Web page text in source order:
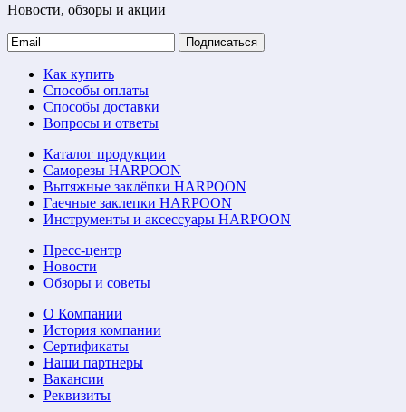
Новости, обзоры и акции
Подписаться
Как купить
Способы оплаты
Способы доставки
Вопросы и ответы
Каталог продукции
Саморезы HARPOON
Вытяжные заклёпки HARPOON
Гаечные заклепки HARPOON
Инструменты и аксессуары HARPOON
Пресс-центр
Новости
Обзоры и советы
О Компании
История компании
Сертификаты
Наши партнеры
Вакансии
Реквизиты